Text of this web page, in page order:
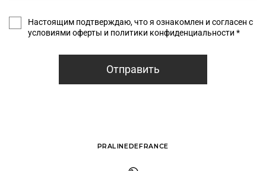
Настоящим подтверждаю, что я ознакомлен и согласен с
условиями оферты и политики конфиденциальности *
Отправить
PRALINEDEFRANCE